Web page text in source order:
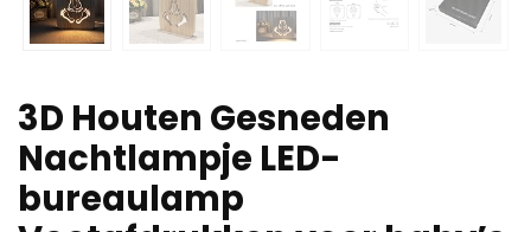
3D Houten Gesneden
Nachtlampje LED-
bureaulamp